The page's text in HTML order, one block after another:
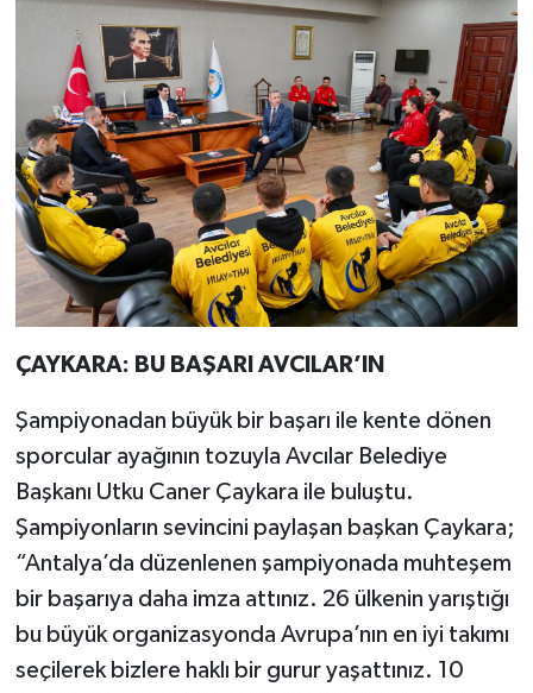
ÇAYKARA: BU BAŞARI AVCILAR’IN
Şampiyonadan büyük bir başarı ile kente dönen
sporcular ayağının tozuyla Avcılar Belediye
Başkanı Utku Caner Çaykara ile buluştu.
Şampiyonların sevincini paylaşan başkan Çaykara;
“Antalya’da düzenlenen şampiyonada muhteşem
bir başarıya daha imza attınız. 26 ülkenin yarıştığı
bu büyük organizasyonda Avrupa’nın en iyi takımı
seçilerek bizlere haklı bir gurur yaşattınız. 10